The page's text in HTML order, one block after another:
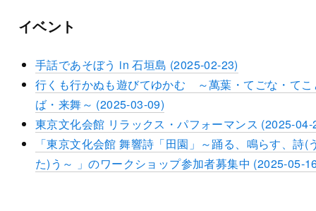
イベント
手話であそぼう in 石垣島 (2025-02-23)
行くも行かぬも遊びてゆかむ ～萬葉・てごな・てこ
ば・来舞～ (2025-03-09)
東京文化会館 リラックス・パフォーマンス (2025-04-
「東京文化会館 舞響詩「田園」～踊る、鳴らす、詩(
た)う～ 」のワークショップ参加者募集中 (2025-05-